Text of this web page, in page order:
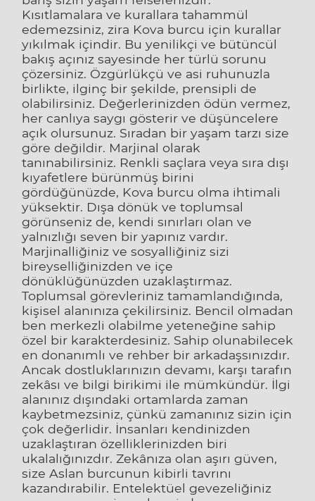
Kısıtlamalara ve kurallara tahammül
edemezsiniz, zira Kova burcu için kurallar
yıkılmak içindir. Bu yenilikçi ve bütüncül
bakış açınız sayesinde her türlü sorunu
çözersiniz. Özgürlükçü ve asi ruhunuzla
birlikte, ilginç bir şekilde, prensipli de
olabilirsiniz. Değerlerinizden ödün vermez,
her canlıya saygı gösterir ve düşüncelere
açık olursunuz. Sıradan bir yaşam tarzı size
göre değildir. Marjinal olarak
tanınabilirsiniz. Renkli saçlara veya sıra dışı
kıyafetlere bürünmüş birini
gördüğünüzde, Kova burcu olma ihtimali
yüksektir. Dışa dönük ve toplumsal
görünseniz de, kendi sınırları olan ve
yalnızlığı seven bir yapınız vardır.
Marjinalliğiniz ve sosyalliğiniz sizi
bireyselliğinizden ve içe
dönüklüğünüzden uzaklaştırmaz.
Toplumsal görevleriniz tamamlandığında,
kişisel alanınıza çekilirsiniz. Bencil olmadan
ben merkezli olabilme yeteneğine sahip
özel bir karakterdesiniz. Sahip olunabilecek
en donanımlı ve rehber bir arkadaşsınızdır.
Ancak dostluklarınızın devamı, karşı tarafın
zekâsı ve bilgi birikimi ile mümkündür. İlgi
alanınız dışındaki ortamlarda zaman
kaybetmezsiniz, çünkü zamanınız sizin için
çok değerlidir. İnsanları kendinizden
uzaklaştıran özelliklerinizden biri
ukalalığınızdır. Zekânıza olan aşırı güven,
size Aslan burcunun kibirli tavrını
kazandırabilir. Entelektüel gevezeliğiniz